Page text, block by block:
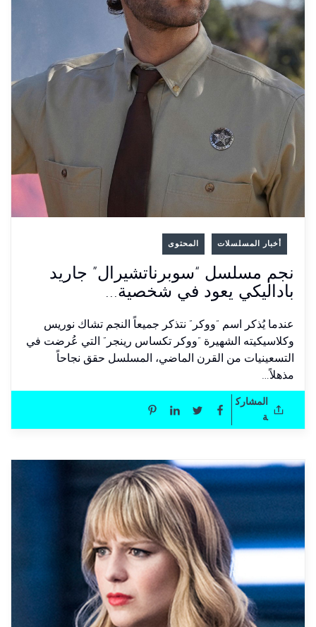
أخبار المسلسلات المحتوى
نجم مسلسل “سوبرناتشيرال” جاريد
باداليكي يعود في شخصية...
عندما يُذكر اسم “ووكر” نتذكر جميعاً النجم تشاك نوريس
وكلاسيكيته الشهيرة “ووكر تكساس رينجر” التي عُرضت في
التسعينيات من القرن الماضي، المسلسل حقق نجاحاً
مذهلاً…
المشارك
ة